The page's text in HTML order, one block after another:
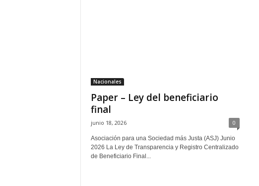
Nacionales
Paper – Ley del beneficiario
final
junio 18, 2026 0
Asociación para una Sociedad más Justa (ASJ) Junio
2026 La Ley de Transparencia y Registro Centralizado
de Beneficiario Final...